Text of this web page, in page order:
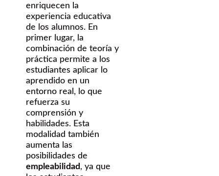
enriquecen la
experiencia educativa
de los alumnos. En
primer lugar, la
combinación de teoría y
práctica permite a los
estudiantes aplicar lo
aprendido en un
entorno real, lo que
refuerza su
comprensión y
habilidades. Esta
modalidad también
aumenta las
posibilidades de
empleabilidad, ya que